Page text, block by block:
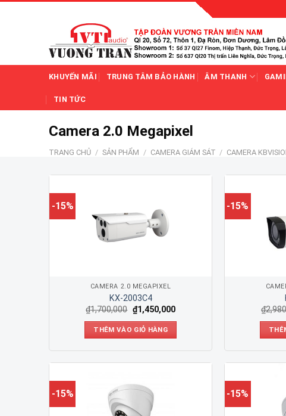
KHUYẾN MÃI TRUNG TÂM BẢO HÀNH ÂM THANH
TIN TỨC
Camera 2.0 Megapixel
TRANG CHỦ / SẢN PHẨM / CAMERA GIÁM SÁT / CAMERA
-15%
CAMERA 2.0 MEGAPIXEL
KX-2003C4
₫1,700,000 ₫1,450,000
THÊM VÀO GIỎ HÀNG
-15%
₫
-15% -15%